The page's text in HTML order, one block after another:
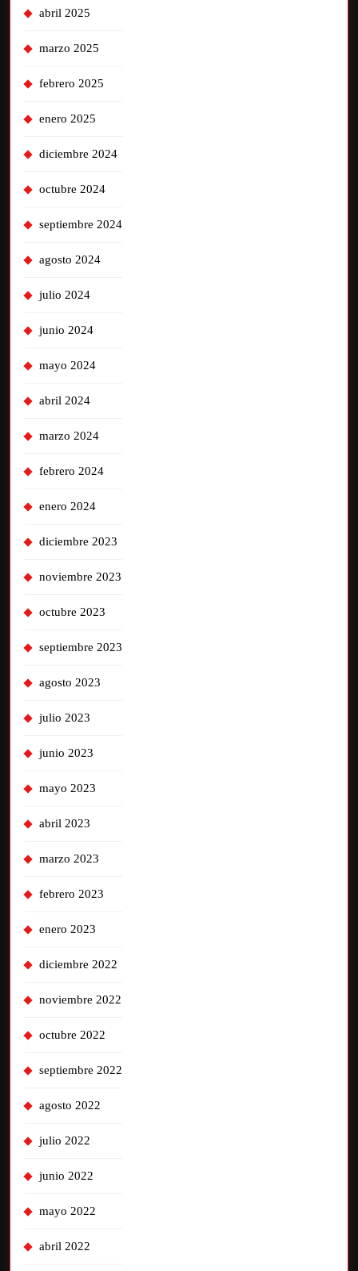
abril 2025
marzo 2025
febrero 2025
enero 2025
diciembre 2024
octubre 2024
septiembre 2024
agosto 2024
julio 2024
junio 2024
mayo 2024
abril 2024
marzo 2024
febrero 2024
enero 2024
diciembre 2023
noviembre 2023
octubre 2023
septiembre 2023
agosto 2023
julio 2023
junio 2023
mayo 2023
abril 2023
marzo 2023
febrero 2023
enero 2023
diciembre 2022
noviembre 2022
octubre 2022
septiembre 2022
agosto 2022
julio 2022
junio 2022
mayo 2022
abril 2022